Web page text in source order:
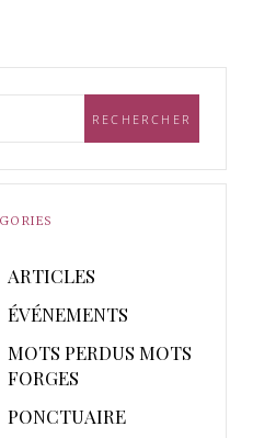
ARTICLES
ÉVÉNEMENTS
MOTS PERDUS MOTS
FORGES
PONCTUAIRE